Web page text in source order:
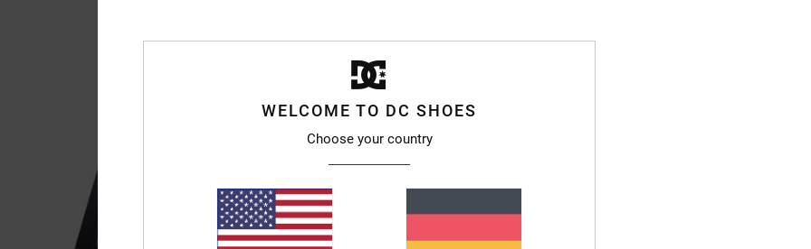
WELCOME TO DC SHOES
Choose your country